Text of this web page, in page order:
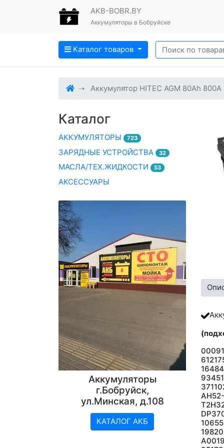
AKB-BOBR.BY
Аккумуляторы в Бобруйске
Каталог товаров
Аккумулятор HITEC AGM 80Ah 800A
Каталог
АККУМУЛЯТОРЫ 723
ЗАРЯДНЫЕ УСТРОЙСТВА 32
МАСЛА/ТЕХ.ЖИДКОСТИ 53
АКСЕССУАРЫ
Аккумуляторы
г.Бобруйск,
ул.Минская, д.108
КАТАЛОГ АКБ